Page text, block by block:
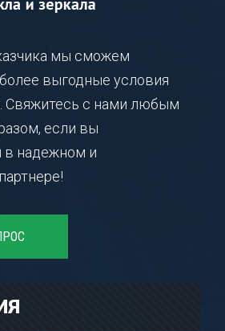
мы сможем
выгодные условия
Свяжитесь с нами любым
если вы
в надежном и